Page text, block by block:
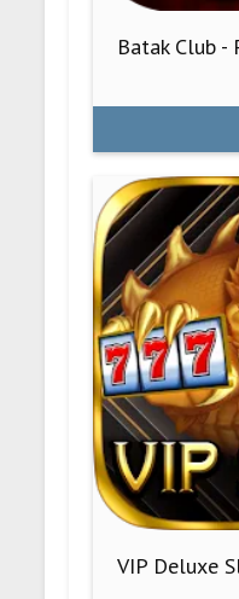
Batak Club -
VIP Deluxe